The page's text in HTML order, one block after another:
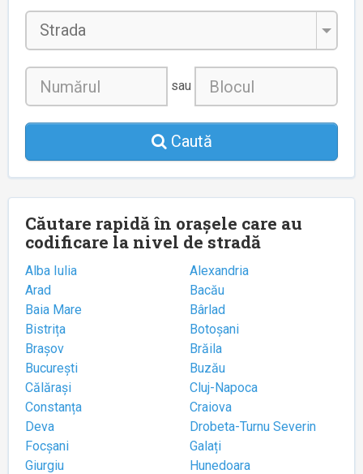
Strada
sau
Caută
Căutare rapidă în orașele care au
codificare la nivel de stradă
Alba Iulia
Alexandria
Arad
Bacău
Baia Mare
Bârlad
Bistrița
Botoșani
Brașov
Brăila
București
Buzău
Călărași
Cluj-Napoca
Constanța
Craiova
Deva
Drobeta-Turnu Severin
Focșani
Galați
Giurgiu
Hunedoara